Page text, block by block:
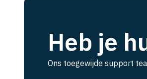
Heb je
Ons toegewijde support